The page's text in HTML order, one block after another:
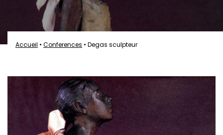
Accueil • Conferences • Degas sculpteur